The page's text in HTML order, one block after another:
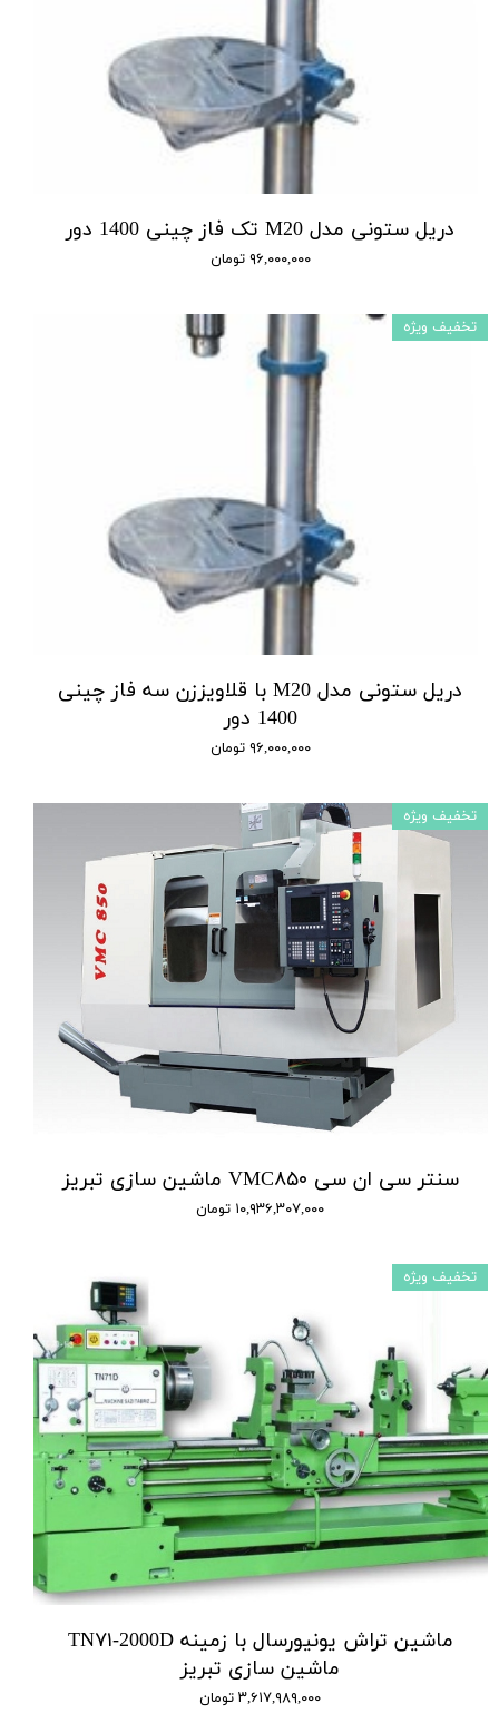
دریل ستونی مدل M20 تک فاز چینی 1400 دور
۹۶,۰۰۰,۰۰۰ تومان
دریل ستونی مدل M20 با قلاویززن سه فاز چینی
1400 دور
۹۶,۰۰۰,۰۰۰ تومان
تخفیف ویژه
سنتر سی ان سی VMC۸۵۰ ماشین سازی تبریز
۱۰,۹۳۶,۳۰۷,۰۰۰ تومان
تخفیف ویژه
ماشین تراش یونیورسال با زمینه TN۷۱-2000D
ماشین سازی تبریز
۳,۶۱۷,۹۸۹,۰۰۰ تومان
تخفیف ویژه